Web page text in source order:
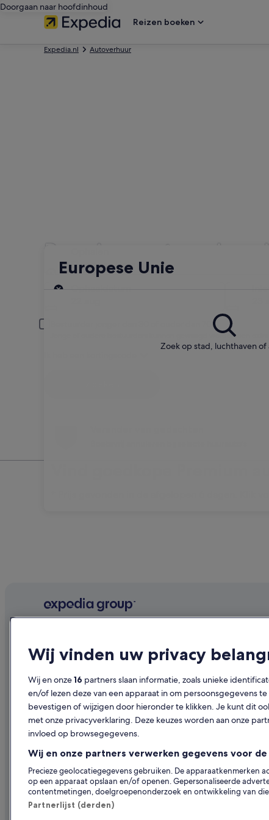
Doorgaan naar hoofdinhoud
Reizen boeken
Expedia.nl Autoverhuur
Premium
Zoek op stad, luchthaven of
Europese Unie
Ophalen
Jonge of oudere bestuurders kunnen gevraagd worden een extra
Vind goedkope Premium
Over ons
Vacatures
Je accommodatie adverteren
Samenwerkingen
Persruimte
Adverteren
Reisgids
Hotels in
Op
Andere
Wij vinden uw privacy
Wij en onze16 partners slaan informatie, zoals unieke
en/of lezen deze van een apparaat in om persoonsgegevens
bevestigen of wijzigen door hieronder te klikken. Je kunt dit
met onze privacyverklaring. Deze keuzes worden aan onze
invloed op browsegegevens.
Wij en onze partners verwerken gegevens voor
Precieze geolocatiegegevens gebruiken. De apparaatkenmerken
op een apparaat opslaan en/of openen. Gepersonaliseerde
contentmetingen, doelgroepenonderzoek en ontwikkeling van
Partnerlijst (derden)